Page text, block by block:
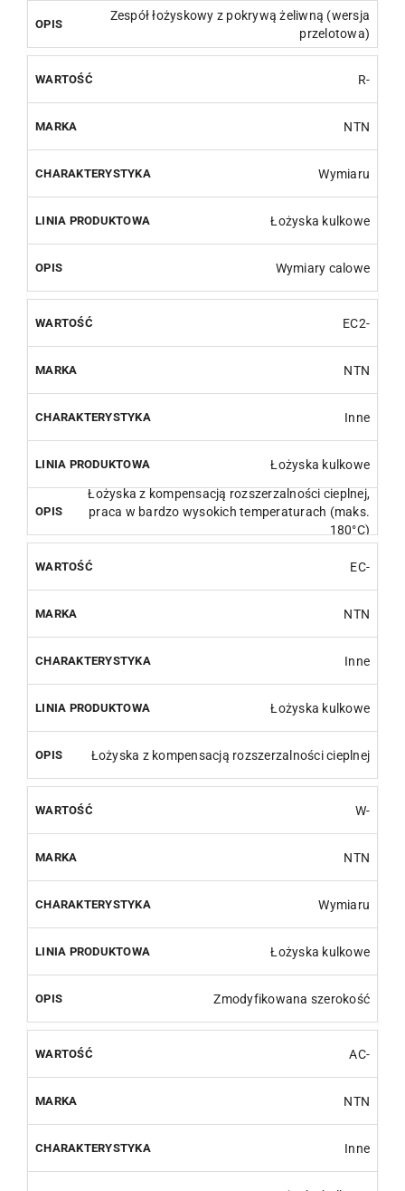
Zespół łożyskowy z pokrywą żeliwną (wersja
przelotowa)
R-
NTN
Wymiaru
Łożyska kulkowe
Wymiary calowe
EC2-
NTN
Inne
Łożyska kulkowe
Łożyska z kompensacją rozszerzalności cieplnej,
praca w bardzo wysokich temperaturach (maks.
180°C)
EC-
NTN
Inne
Łożyska kulkowe
Łożyska z kompensacją rozszerzalności cieplnej
W-
NTN
Wymiaru
Łożyska kulkowe
Zmodyfikowana szerokość
AC-
NTN
Inne